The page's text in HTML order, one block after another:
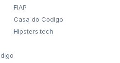
FIAP
Casa do Codigo
Hipsters.tech